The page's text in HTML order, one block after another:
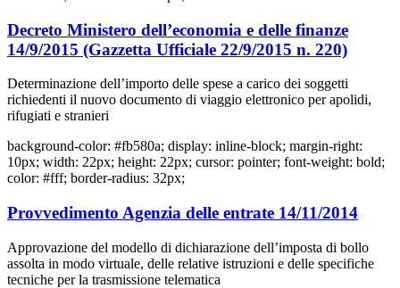
Decreto Ministero dell’economia e delle finanze
14/9/2015 (Gazzetta Ufficiale 22/9/2015 n. 220)
Determinazione dell’importo delle spese a carico dei soggetti
richiedenti il nuovo documento di viaggio elettronico per apolidi,
rifugiati e stranieri
background-color: #fb580a; display: inline-block; margin-right:
10px; width: 22px; height: 22px; cursor: pointer; font-weight: bold;
color: #fff; border-radius: 32px;
Provvedimento Agenzia delle entrate 14/11/2014
Approvazione del modello di dichiarazione dell’imposta di bollo
assolta in modo virtuale, delle relative istruzioni e delle specifiche
tecniche per la trasmissione telematica